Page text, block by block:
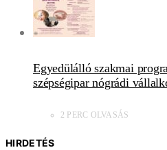
Egyedülálló szakmai
szépségipar nógrádi
2 PERC OLVASÁS
HIRDETÉS